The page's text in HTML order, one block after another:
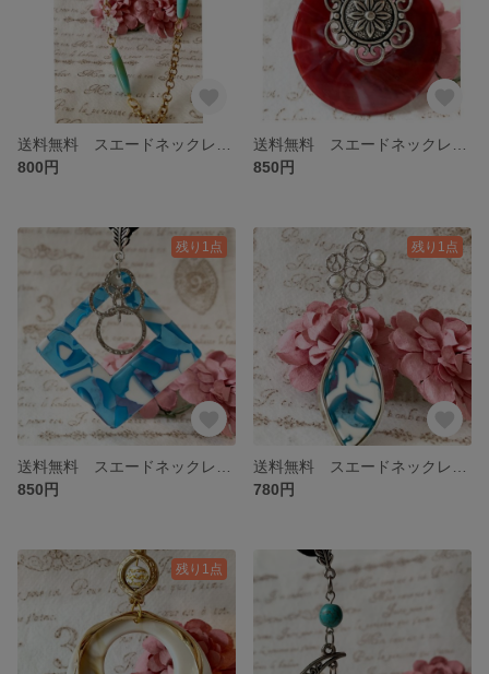
800円
850円
残り1点
850円
残り1点
780円
残り1点